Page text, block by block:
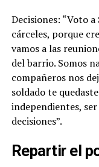
Decisiones: “Voto
cárceles, porque
vamos a las
del barrio. Somos
compañeros nos
soldado te
independientes,
decisiones”.
Repartir el